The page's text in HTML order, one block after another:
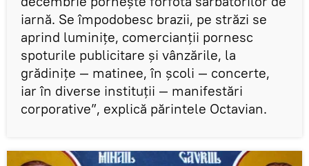
iarnă. Se împodobesc brazii, pe străzi se
aprind luminițe, comercianții pornesc
spoturile publicitare și vânzările, la
grădinițe — matinee, în școli — concerte,
iar în diverse instituții — manifestări
corporative”, explică părintele Octavian.